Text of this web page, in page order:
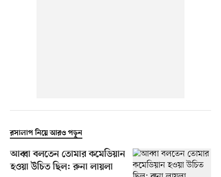
রসালাপ নিয়ে আরও পড়ুন
আব্বা বলতেন তোমার কমেডিয়ান
হওয়া উচিত ছিল: রুনা লায়লা